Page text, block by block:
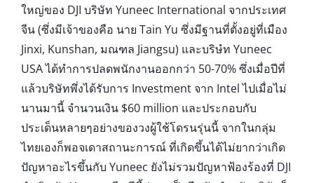
ใหญ่ของ DJI บริษัท Yuneec International จากประเทศ
จีน (ซึ่งมีเจ้าของคือ นาย Tain Yu ซึ่งมีฐานที่ตั้งอยู่ที่เมือง
Jinxi, Kunshan, มณฑล Jiangsu) และบริษํท Yuneec
USA ได้ทำการปลดพนักงานออกกว่า 50-70% ซึ่งเมื่อปีที่
แล้วบริษัทพึ่งได้รับการ Investment จาก Intel ไปเมื่อไม่
นานมานี้ จำนวนเงิน $60 million และประกอบกับ
ประเด็นหลายๆอย่างของวงผู้ใช้โดรนรุ่นนี้ จากในกลุ่ม
ไทยเองก็พอจเดาสถานะการณ์ ที่เกิดขึ้นได้ไม่ยากว่าเกิด
ปัญหาอะไรขึ้นกับ Yuneec ยังไม่รวมปัญหาฟ้องร้องที่ DJI